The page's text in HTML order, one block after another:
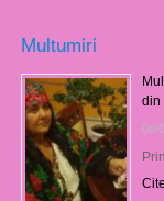
Multumiri
din
08/